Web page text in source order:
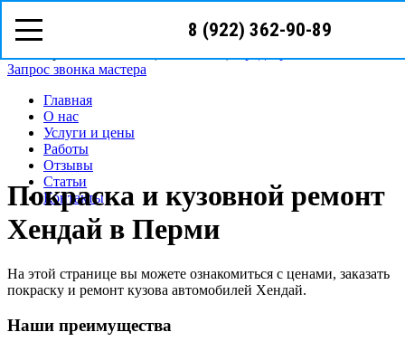
8 (922) 362-90-89
8 (922)
Пермь, ул. Революции, д.3/7А
Запрос звонка мастера
Главная
О нас
Услуги и цены
Работы
Отзывы
Статьи
Контакты
Покраска и кузовной ремонт
Хендай в Перми
На этой странице вы можете ознакомиться с ценами, заказать
покраску и ремонт кузова автомобилей Хендай.
Наши преимущества